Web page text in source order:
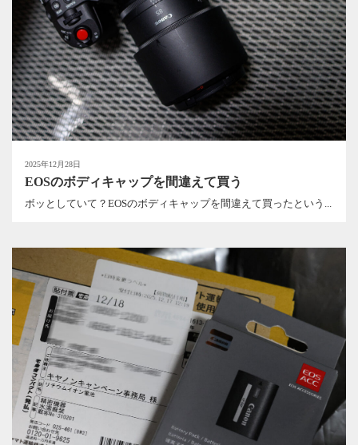
2025年12月28日
EOSのボディキャップを間違えて買う
ボッとしていて？EOSのボディキャップを間違えて買ったという...